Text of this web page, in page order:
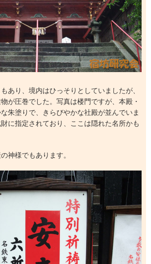
あり、境内はひっそりとしていましたが、
が圧巻でした。写真は楼門ですが、本殿・
朱塗りで、きらびやかな社殿が並んでいま
に指定されており、ここは隠れた名所かも
神様でもあります。